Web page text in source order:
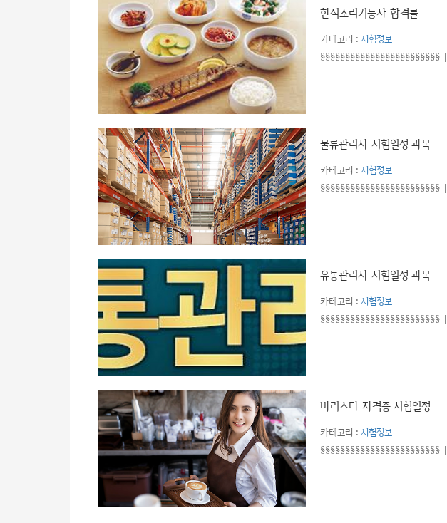
한식조리기능사 합격률
카테고리 : 시험정보
§§§§§§§§§§§§§§§§§§§§§§§§ |
물류관리사 시험일정 과목
카테고리 : 시험정보
§§§§§§§§§§§§§§§§§§§§§§§§ |
유통관리사 시험일정 과목
카테고리 : 시험정보
§§§§§§§§§§§§§§§§§§§§§§§§ |
바리스타 자격증 시험일정
카테고리 : 시험정보
§§§§§§§§§§§§§§§§§§§§§§§§ |